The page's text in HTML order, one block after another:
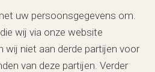
uw persoonsgegevens om.
wij via onze website
wij niet aan derde partijen voor
van deze partijen. Verder